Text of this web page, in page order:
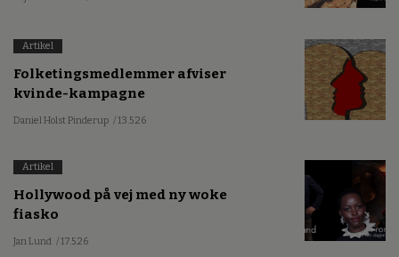
Artikel
Folketingsmedlemmer afviser
kvinde-kampagne
Daniel Holst Pinderup / 13.5.26
Artikel
Hollywood på vej med ny woke
fiasko
Jan Lund / 17.5.26